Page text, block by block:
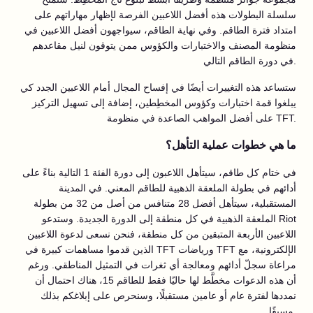
سلسلة البطولات هذه أفضل اللاعبين الفرصة لإظهار مهاراتهم على
امتداد فترة الطاقم. وفي نهاية الطاقم، سيواجهون أفضل اللاعبين في
منظومة المصنف والاختبارات والكؤوس ممن يتوقون لنيل مقاعدهم
ستساعد هذه التغييرات أيضًا في إفساح المجال أمام اللاعبين الجدد كي
يبلغوا قمة اختبارات وكؤوس المخطِطين، إضافة إلى تسهيل التركيز
على أفضل المواهب الصاعدة في منظومة TFT.
ما هي خطوات عملية التأهل؟
في ختام كل طاقم، سيتأهل اللاعبون إلى دورة الفئة 1 التالية بناءً على
أدائهم في بطولة الملعقة الذهبية للطاقم المعني. في المدينة
المستقبلية، سيتأهل أفضل 28 متنافس من أصل من 32 من بطولة
الملعقة الذهبية في كل منطقة إلى الدورة الجديدة. وستدعو Riot
اللاعبين الأربعة المتبقين من كل منطقة، فنحن نسعى لدعوة اللاعبين
الذين قدموا مساهمات كبيرة في TFT ورياضات TFT الإلكترونية، مع
مراعاة سجلّ أدائهم ومعالجة أي ثغرات في التمثيل المناطقي. ورغم
أن هذه الدعوات مخطَّط لها حاليًا فقط للطاقم 15، هناك احتمال أن
نمددها لفترة عام أو عامين مستقبلًا، وسنحرص على إبلاغكم بذلك